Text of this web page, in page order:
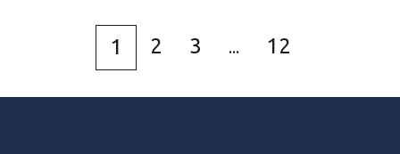
1 2 3 ... 12